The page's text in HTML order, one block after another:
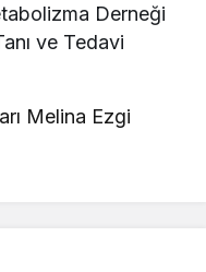
Derneği
ve Tedavi
Melina Ezgi